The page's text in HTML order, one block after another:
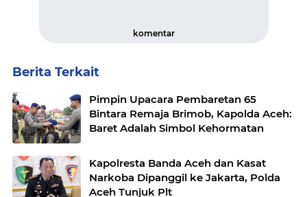
komentar
Berita Terkait
Pimpin Upacara Pembaretan 65
Bintara Remaja Brimob, Kapolda Aceh:
Baret Adalah Simbol Kehormatan
Kapolresta Banda Aceh dan Kasat
Narkoba Dipanggil ke Jakarta, Polda
Aceh Tunjuk Plt